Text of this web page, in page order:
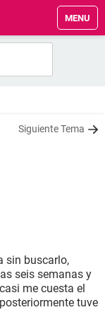
MENU
Siguiente Tema
sin buscarlo,
seis semanas y
me cuesta el
tuve